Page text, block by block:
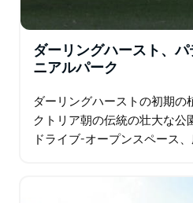
ダーリングハースト、
ニアルパーク
ダーリングハーストの初期の
クトリア朝の伝統の壮大な公
ドライブ-オープンスペース
スポーツオブキングス、ラ